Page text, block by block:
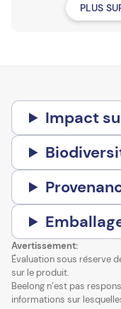
PLUS
Impact
Avertissement:
Évaluation sous réserve
sur le produit.
Beelong n’est pas
informations sur